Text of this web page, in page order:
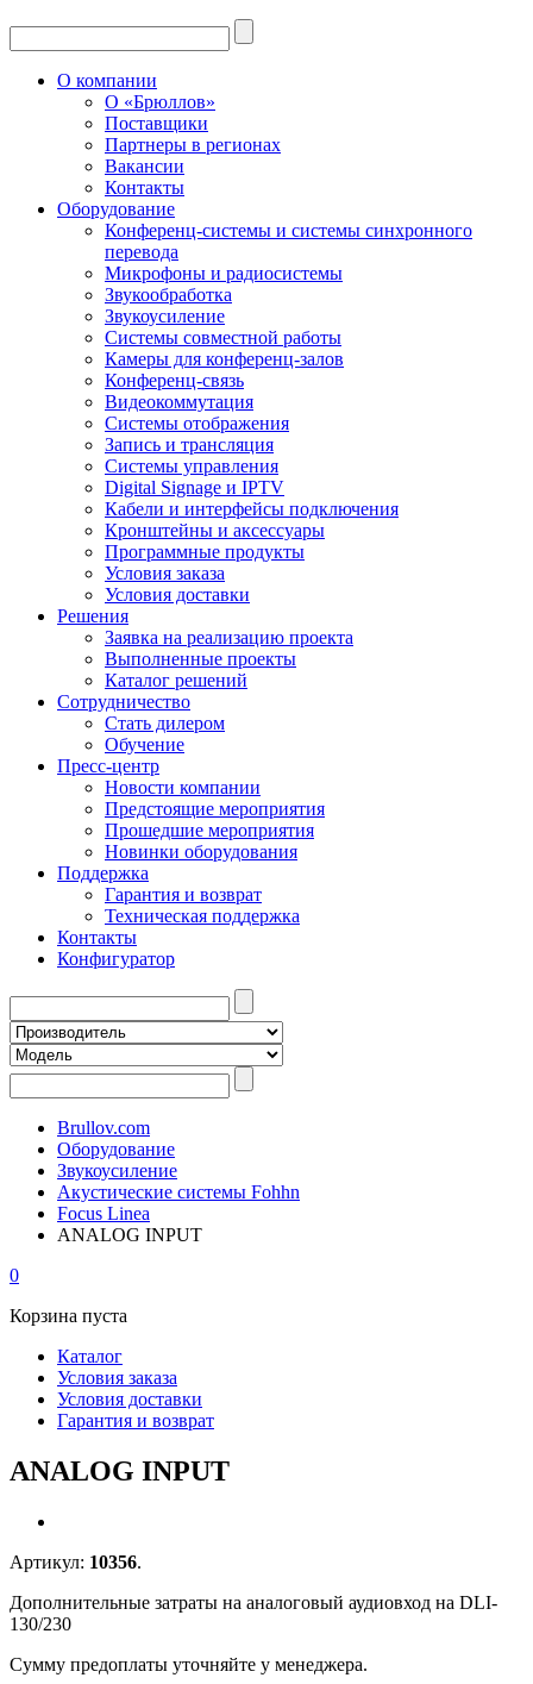
О компании
О «Брюллов»
Поставщики
Партнеры в регионах
Вакансии
Контакты
Оборудование
Конференц-системы и системы синхронного
перевода
Микрофоны и радиосистемы
Звукообработка
Звукоусиление
Системы совместной работы
Камеры для конференц-залов
Конференц-связь
Видеокоммутация
Системы отображения
Запись и трансляция
Системы управления
Digital Signage и IPTV
Кабели и интерфейсы подключения
Кронштейны и аксессуары
Программные продукты
Условия заказа
Условия доставки
Решения
Заявка на реализацию проекта
Выполненные проекты
Каталог решений
Сотрудничество
Стать дилером
Обучение
Пресс-центр
Новости компании
Предстоящие мероприятия
Прошедшие мероприятия
Новинки оборудования
Поддержка
Гарантия и возврат
Техническая поддержка
Контакты
Конфигуратор
Brullov.com
Оборудование
Звукоусиление
Акустические системы Fohhn
Focus Linea
ANALOG INPUT
0
Корзина пуста
Каталог
Условия заказа
Условия доставки
Гарантия и возврат
ANALOG INPUT
Артикул: 10356.
Дополнительные затраты на аналоговый аудиовход на DLI-
130/230
Сумму предоплаты уточняйте у менеджера.